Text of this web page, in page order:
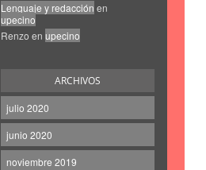
Lenguaje y redacción en
upecino
Renzo en upecino
ARCHIVOS
julio 2020
junio 2020
noviembre 2019